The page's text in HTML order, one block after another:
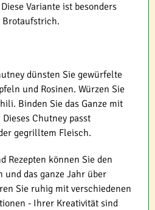
Variante ist besonders
Brotaufstrich.
dünsten Sie gewürfelte
und Rosinen. Würzen Sie
Binden Sie das Ganze mit
Chutney passt
gegrilltem Fleisch.
Rezepten können Sie den
das ganze Jahr über
Sie ruhig mit verschiedenen
- Ihrer Kreativität sind